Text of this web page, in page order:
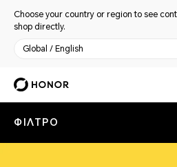
Choose your country or region to see
shop directly.
Global / English
ΦΙΛΤΡΟ